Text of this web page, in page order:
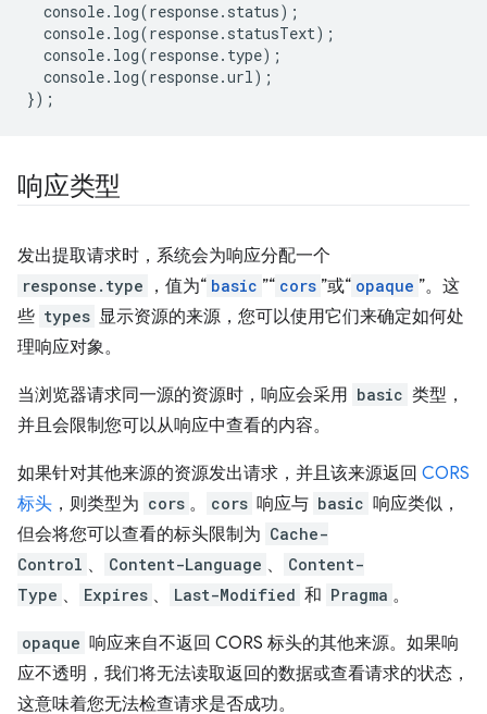
console. log(response. status);
console. log(response. statusText);
console. log(response. type);
console. log(response.url);
});
响应类型
发出提取请求时，系统会为响应分配一个
response.type ，值为“ basic ”“ cors ”或“ opaque ”。这
些 types 显示资源的来源，您可以使用它们来确定如何处
理响应对象。
当浏览器请求同一源的资源时，响应会采用 basic 类型，
并且会限制您可以从响应中查看的内容。
如果针对其他来源的资源发出请求，并且该来源返回 CORS
标头 ，则类型为 cors 。 cors 响应与 basic 响应类似，
但会将您可以查看的标头限制为 Cache-
Control 、 Content-Language 、
Content-
Type 、 Expires 、 Last-Modified 和 Pragma 。
opaque 响应来自不返回 CORS 标头的其他来源。如果响
应不透明，我们将无法读取返回的数据或查看请求的状态，
这意味着您无法检查请求是否成功。